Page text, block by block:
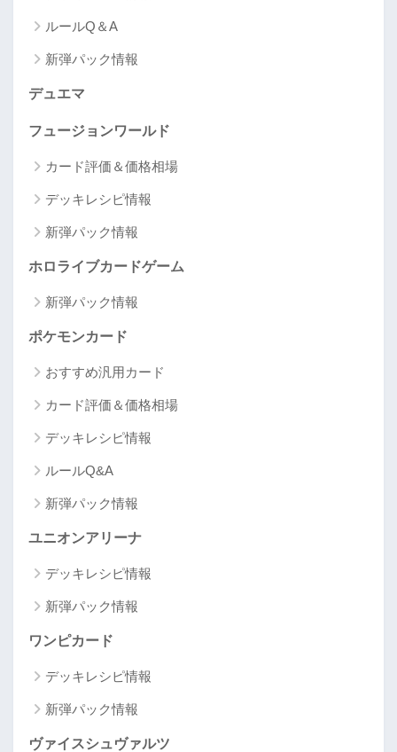
ルールQ＆A
新弾パック情報
デュエマ
フュージョンワールド
カード評価＆価格相場
デッキレシピ情報
新弾パック情報
ホロライブカードゲーム
新弾パック情報
ポケモンカード
おすすめ汎用カード
カード評価＆価格相場
デッキレシピ情報
ルールQ&A
新弾パック情報
ユニオンアリーナ
デッキレシピ情報
新弾パック情報
ワンピカード
デッキレシピ情報
新弾パック情報
ヴァイスシュヴァルツ